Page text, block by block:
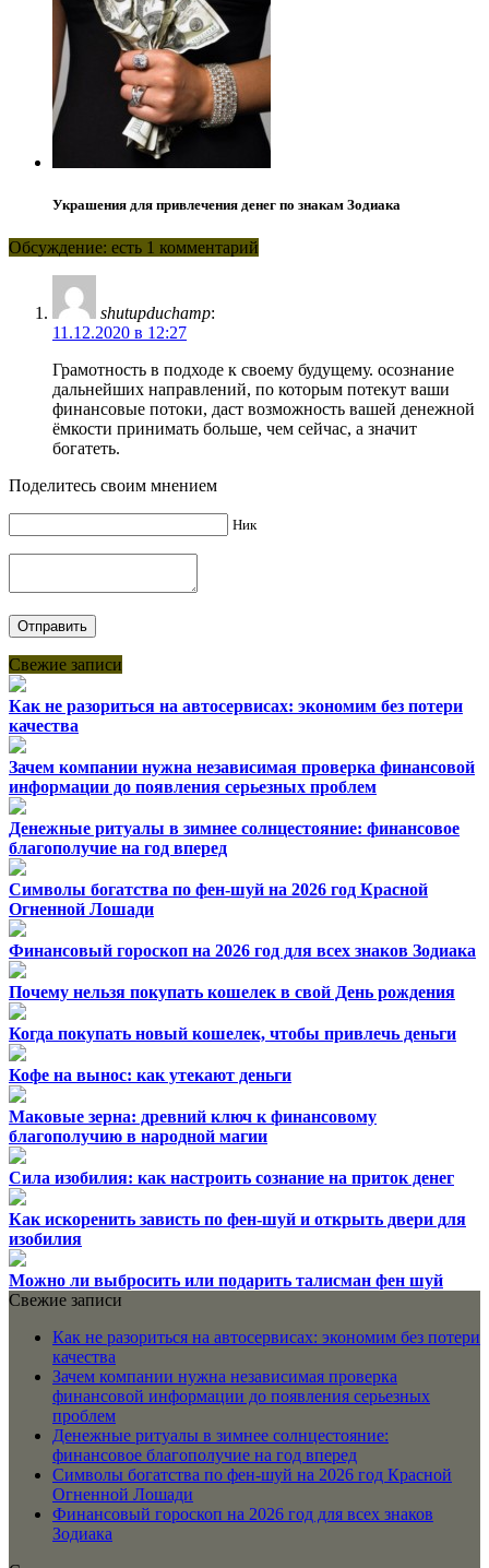
Украшения для привлечения денег по знакам Зодиака
Обсуждение: есть 1 комментарий
shutupduchamp:
11.12.2020 в 12:27
Грамотность в подходе к своему будущему. осознание
дальнейших направлений, по которым потекут ваши
финансовые потоки, даст возможность вашей денежной
ёмкости принимать больше, чем сейчас, а значит
богатеть.
Поделитесь своим мнением
Ник
Свежие записи
Как не разориться на автосервисах: экономим без потери
качества
Зачем компании нужна независимая проверка финансовой
информации до появления серьезных проблем
Денежные ритуалы в зимнее солнцестояние: финансовое
благополучие на год вперед
Символы богатства по фен-шуй на 2026 год Красной
Огненной Лошади
Финансовый гороскоп на 2026 год для всех знаков Зодиака
Почему нельзя покупать кошелек в свой День рождения
Когда покупать новый кошелек, чтобы привлечь деньги
Кофе на вынос: как утекают деньги
Маковые зерна: древний ключ к финансовому
благополучию в народной магии
Сила изобилия: как настроить сознание на приток денег
Как искоренить зависть по фен-шуй и открыть двери для
изобилия
Можно ли выбросить или подарить талисман фен шуй
Свежие записи
Как не разориться на автосервисах: экономим без потери
качества
Зачем компании нужна независимая проверка
финансовой информации до появления серьезных
проблем
Денежные ритуалы в зимнее солнцестояние:
финансовое благополучие на год вперед
Символы богатства по фен-шуй на 2026 год Красной
Огненной Лошади
Финансовый гороскоп на 2026 год для всех знаков
Зодиака